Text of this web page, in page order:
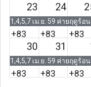
more
more
more
23 24
1,4,5,7 เม.ย. 59 ค่ายฤดูร้อ
+83
more
+83
more
+83
30 31
1,4,5,7 เม.ย. 59 ค่ายฤดูร้อ
+83
+83
+83